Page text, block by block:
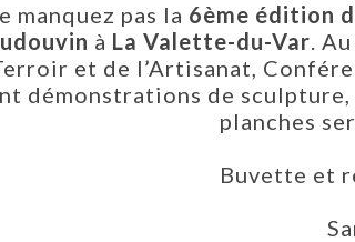
manquez pas la 6ème édition
à La Valette-du-Var.
et de l’Artisanat,
démonstrations de
planches
Buvette et